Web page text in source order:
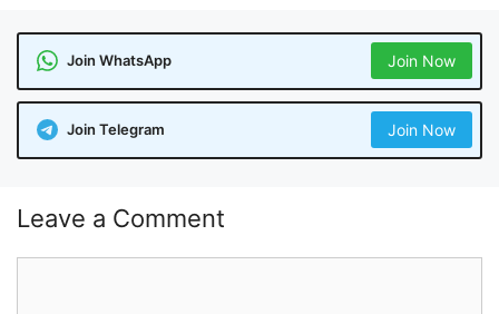
Join WhatsApp Join Now
Join Telegram Join Now
Leave a Comment